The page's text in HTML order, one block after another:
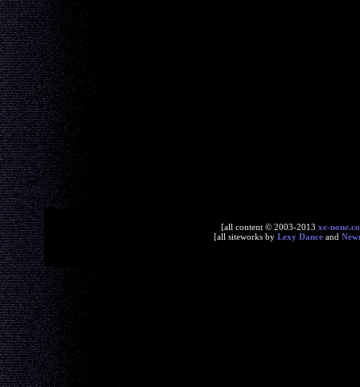
[all content © 2003-2013 xe-
[all siteworks by Lexy Danceand